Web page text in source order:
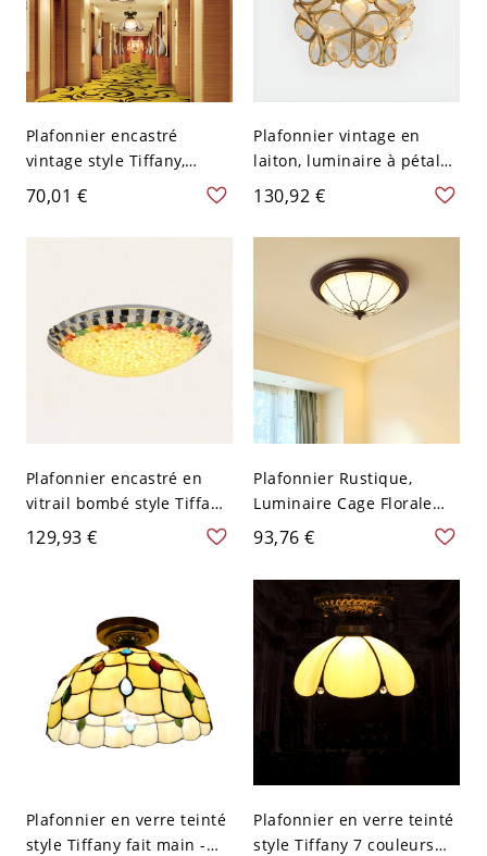
Plafonnier encastré
vintage style Tiffany,
vitrail à motif floral -
Rouge-Blanc 110 V-120 V
70,01 €
Plafonnier vintage en
laiton, luminaire à pétales
de fleur en verre texturé,
déco bohème artisanale -
Or 110 V-120 V
130,92 €
Plafonnier encastré en
vitrail bombé style Tiffany,
1 lumière, beige, pour
salon, 30,5 cm de large
129,93 €
Plafonnier Rustique,
Luminaire Cage Florale
Vintage Bronze pour
Chambre Couloir Entrée -
110 V-120 V 31,75 cm Style
93,76 €
Plafonnier en verre teinté
style Tiffany fait main -
Plafonnier en verre teinté
style Tiffany 7 couleurs